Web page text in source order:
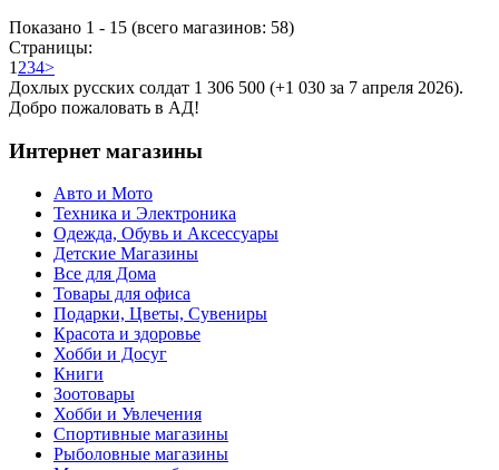
Показано 1 - 15 (всего магазинов: 58)
Страницы:
1 234>
Дохлых русских солдат 1 306 500 (+1 030 за 7 апреля 2026).
Добро пожаловать в АД!
Интернет магазины
Авто и Мото
Техника и Электроника
Одежда, Обувь и Аксессуары
Детские Магазины
Все для Дома
Товары для офиса
Подарки, Цветы, Сувениры
Красота и здоровье
Хобби и Досуг
Книги
Зоотовары
Хобби и Увлечения
Спортивные магазины
Рыболовные магазины